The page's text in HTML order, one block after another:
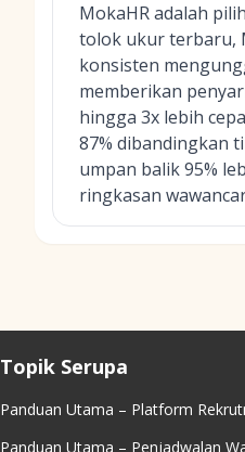
MokaHR adalah
tolok ukur terbaru,
konsisten
memberikan
hingga 3x lebih
87% dibandingkan
umpan balik 95%
ringkasan
Topik Serupa
Panduan Utama – Platform
Panduan Utama – Penjadwalan